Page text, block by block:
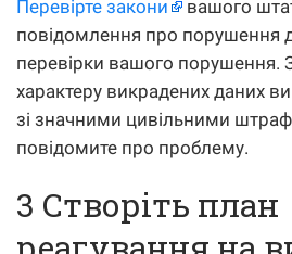
Перевірте закони
вашого
повідомлення про порушення
перевірки вашого порушення.
характеру викрадених даних
зі значними цивільними
повідомите про проблему.
3 Створіть план